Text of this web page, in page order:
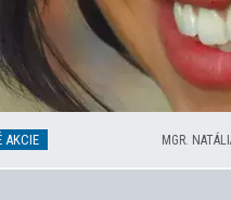
AKCIE MGR.